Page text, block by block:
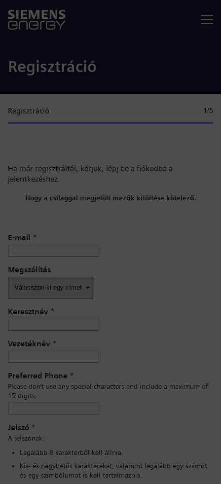
Regisztráció
Regisztráció 1 /5
Ha már regisztráltál, kérjük, lépj be a fiókodba a
jelentkezéshez.
Hogy a csilaggal megjelölt mezők kitöltése kötelező.
E-mail *
Megszólítás
Keresztnév *
Vezetéknév *
Preferred Phone *
Please don’t use any special characters and include a maximum of
15 digits.
Jelszó *
A jelszónak:
Legalább 8 karakterből kell állnia.
Kis- és nagybetűs karaktereket, valamint legalább egy számot
és egy szimbólumot is kell tartalmaznia.